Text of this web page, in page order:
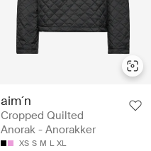
aim´n
Cropped Quilted
Anorak - Anorakker
XS S M L XL